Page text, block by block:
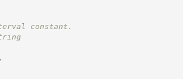
constant.
,